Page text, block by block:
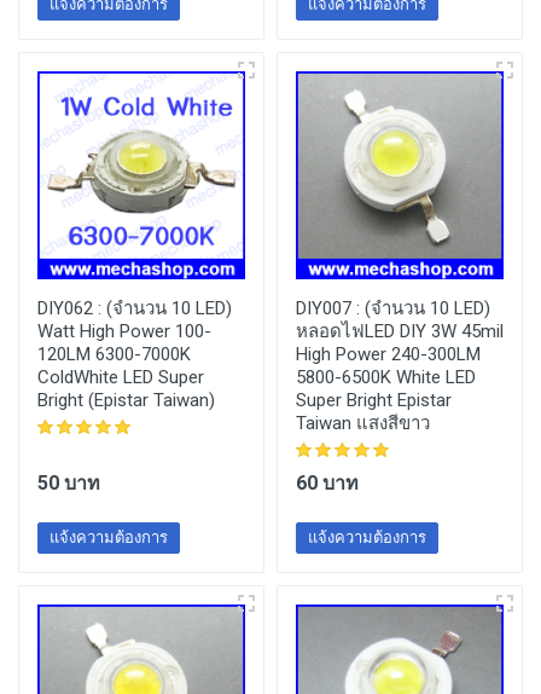
แจ้งความต้องการ แจ้งความต้องการ
DIY062 : (จำนวน 10 LED)
Watt High Power 100-
120LM 6300-7000K
ColdWhite LED Super
Bright (Epistar Taiwan)
50 บาท
แจ้งความต้องการ
DIY007 : (จำนวน 10 LED)
หลอดไฟLED DIY 3W 45mil
High Power 240-300LM
5800-6500K White LED
Super Bright Epistar
Taiwan แสงสีขาว
60 บาท
แจ้งความต้องการ